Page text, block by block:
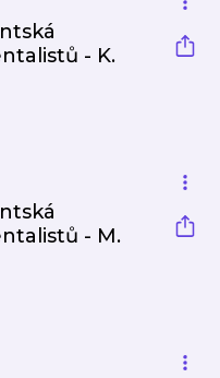
- K.
- M.